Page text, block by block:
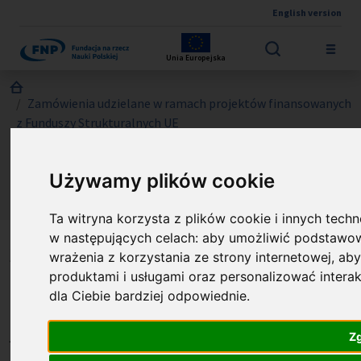
Używamy plików cookie
Ta witryna korzysta z plików cookie i innych
w następujących celach:aby umożliwić
wrażenia z korzystania ze strony internetowej,
produktami i usługami oraz personalizować
dla Ciebie bardziej odpowiednie.
English version
Unia Europejska
Jesteś tutaj:
Zamówienia udzielane w ramach projektów finansowanych
z Funduszy Strukturalnych UE
akademickiej i innowacji na terenie Unii Europejskiej dla
Zapytanie ofertowe nr
8/FENG/2026- -
Kompleksowa organizacja
wizyty studyjnej w ośrodku